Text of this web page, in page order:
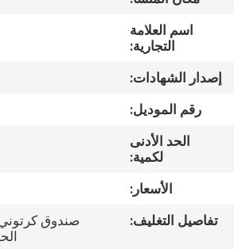
الواقع
الافتراضي
معلومات
جولة
اسم العلامة
التجارية:
إصدار الشهادات:
رقم الموديل:
الحد الأدنى
لكمية:
الأسعار:
تفاصيل التغليف:
الحجم: